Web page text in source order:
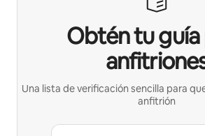
Obtén tu guía
Una lista de verificación sencilla para
anfitrión